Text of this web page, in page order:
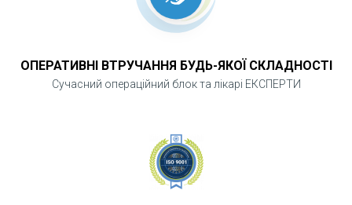
Підтяжка грудей, мастопексія
периареолярна)
Комбіновані операції на молочних залозах
ОПЕРАТИВНІ ВТРУЧАННЯ БУДЬ-ЯКОЇ СКЛАДНОСТІ
Сучасний операційний блок та лікарі ЕКСПЕРТИ